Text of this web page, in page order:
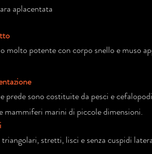
aplacentata
molto potente con corpo snello e muso
prede sono costituite da pesci e
mammiferi marini di piccole dimensioni.
stretti, lisci e senza cuspidi